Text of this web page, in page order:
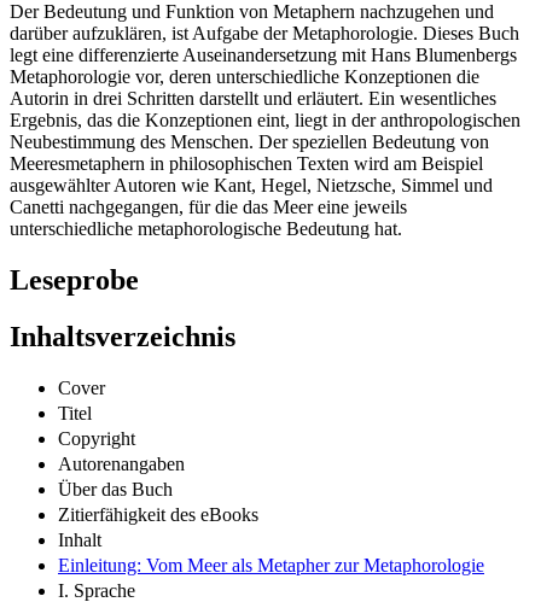
Der Bedeutung und Funktion von Metaphern nachzugehen und
darüber aufzuklären, ist Aufgabe der Metaphorologie. Dieses Buch
legt eine differenzierte Auseinandersetzung mit Hans Blumenbergs
Metaphorologie vor, deren unterschiedliche Konzeptionen die
Autorin in drei Schritten darstellt und erläutert. Ein wesentliches
Ergebnis, das die Konzeptionen eint, liegt in der anthropologischen
Neubestimmung des Menschen. Der speziellen Bedeutung von
Meeresmetaphern in philosophischen Texten wird am Beispiel
ausgewählter Autoren wie Kant, Hegel, Nietzsche, Simmel und
Canetti nachgegangen, für die das Meer eine jeweils
unterschiedliche metaphorologische Bedeutung hat.
Leseprobe
Inhaltsverzeichnis
Cover
Titel
Copyright
Autorenangaben
Über das Buch
Zitierfähigkeit des eBooks
Inhalt
Einleitung: Vom Meer als Metapher zur Metaphorologie
I. Sprache